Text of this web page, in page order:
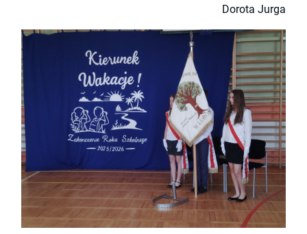
Dorota Jurga